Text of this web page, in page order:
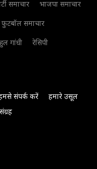
समाचार
भाजपा समाचार
फुटबॉल समाचार
गांधी
रेसिपी
संपर्क करें
हमारे उसूल